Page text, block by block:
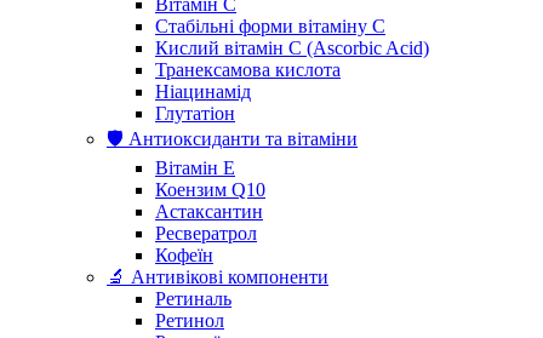
Вітамін С
Стабільні форми вітаміну С
Кислий вітамін С (Ascorbic Acid)
Транексамова кислота
Ніацинамід
Глутатіон
🛡️ Антиоксиданти та вітаміни
Вітамін Е
Коензим Q10
Астаксантин
Ресвератрол
Кофеїн
🔬 Антивікові компоненти
Ретиналь
Ретинол